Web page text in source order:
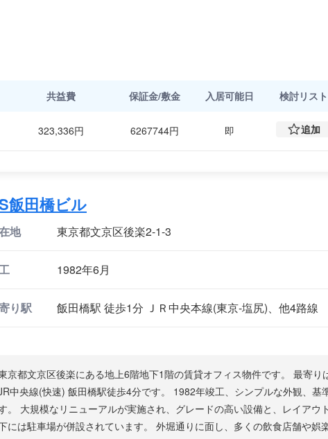
共益費 保証金/敷金 入居可能日 検討リスト
323,336円 6267744円 即 追加
飯田橋ビル
地 東京都文京区後楽2-1-3
1982年6月
り駅 飯田橋駅 徒歩1分 ＪＲ中央本線(東京-塩尻)、他4路線
京都文京区後楽にある地上6階地下1階の賃貸オフィス物件です。 最寄り
中央線(快速) 飯田橋駅徒歩4分です。 1982年竣工、シンプルな外観、基
。 大規模なリニューアルが実施され、グレードの高い設備と、レイアウ
には駐車場が併設されています。 外堀通りに面し、多くの飲食店舗や娯